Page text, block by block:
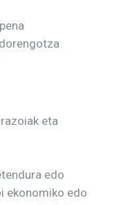
eta
edo
ekonomiko edo